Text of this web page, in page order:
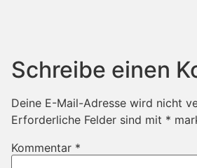
Schreibe einen
Deine E-Mail-Adresse wird nicht
Erforderliche Felder sind mit *
Kommentar *